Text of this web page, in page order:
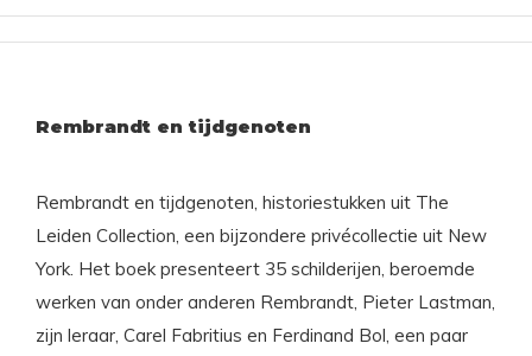
Rembrandt en tijdgenoten
Rembrandt en tijdgenoten, historiestukken uit The
Leiden Collection, een bijzondere privécollectie uit New
York. Het boek presenteert 35 schilderijen, beroemde
werken van onder anderen Rembrandt, Pieter Lastman,
zijn leraar, Carel Fabritius en Ferdinand Bol, een paar